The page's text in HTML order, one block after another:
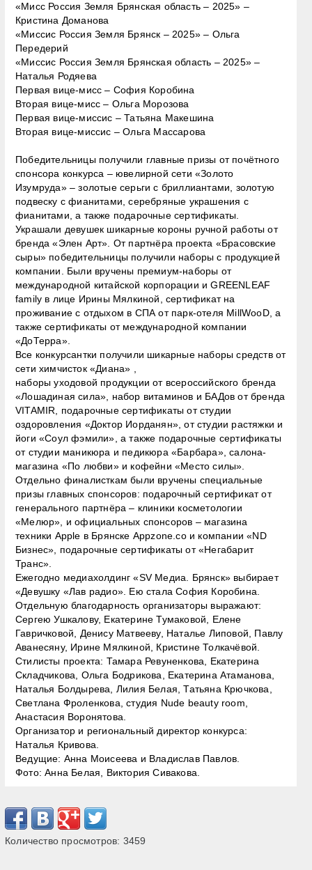
«Мисс Россия Земля Брянская область – 2025» –
Кристина Доманова
«Миссис Россия Земля Брянск – 2025» – Ольга
Передерий
«Миссис Россия Земля Брянская область – 2025» –
Наталья Родяева
Первая вице-мисс – София Коробина
Вторая вице-мисс – Ольга Морозова
Первая вице-миссис – Татьяна Макешина
Вторая вице-миссис – Ольга Массарова
Победительницы получили главные призы от почётного
спонсора конкурса – ювелирной сети «Золото
Изумруда» – золотые серьги с бриллиантами, золотую
подвеску с фианитами, серебряные украшения с
фианитами, а также подарочные сертификаты.
Украшали девушек шикарные короны ручной работы от
бренда «Элен Арт». От партнёра проекта «Брасовские
сыры» победительницы получили наборы с продукцией
компании. Были вручены премиум-наборы от
международной китайской корпорации и GREENLEAF
family в лице Ирины Мялкиной, сертификат на
проживание с отдыхом в СПА от парк-отеля MillWooD, а
также сертификаты от международной компании
«ДоТерра».
Все конкурсантки получили шикарные наборы средств от
сети химчисток «Диана» ,
наборы уходовой продукции от всероссийского бренда
«Лошадиная сила», набор витаминов и БАДов от бренда
VITAMIR, подарочные сертификаты от студии
оздоровления «Доктор Иорданян», от студии растяжки и
йоги «Соул фэмили», а также подарочные сертификаты
от студии маникюра и педикюра «Барбара», салона-
магазина «По любви» и кофейни «Место силы».
Отдельно финалисткам были вручены специальные
призы главных спонсоров: подарочный сертификат от
генерального партнёра – клиники косметологии
«Мелюр», и официальных спонсоров – магазина
техники Apple в Брянске Аppzone.co и компании «ND
Бизнес», подарочные сертификаты от «Негабарит
Транс».
Ежегодно медиахолдинг «SV Медиа. Брянск» выбирает
«Девушку «Лав радио». Ею стала София Коробина.
Отдельную благодарность организаторы выражают:
Сергею Ушкалову, Екатерине Тумаковой, Елене
Гавричковой, Денису Матвееву, Наталье Липовой, Павлу
Аванесяну, Ирине Мялкиной, Кристине Толкачёвой.
Стилисты проекта: Тамара Ревуненкова, Екатерина
Складчикова, Ольга Бодрикова, Екатерина Атаманова,
Наталья Болдырева, Лилия Белая, Татьяна Крючкова,
Светлана Фроленкова, студия Nude beauty room,
Анастасия Воронятова.
Организатор и региональный директор конкурса:
Наталья Кривова.
Ведущие: Анна Моисеева и Владислав Павлов.
Фото: Анна Белая, Виктория Сивакова.
Количество просмотров: 3459